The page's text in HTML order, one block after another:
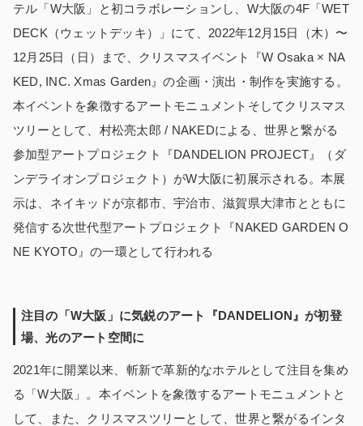
テル「W大阪」と初コラボレーションし、W大阪の4F「WET
DECK（ウェットデッキ）」にて、2022年12月15日（木）〜
12月25日（日）まで、クリスマスイベント『W Osaka × NA
KED, INC. Xmas Garden』の企画・演出・制作を実施する。
本イベントを象徴するアートモニュメントそしてクリスマス
ツリーとして、村松亮太郎 / NAKEDによる、世界と繋がる
参加型アートプロジェクト『DANDELION PROJECT』（ダ
ンデライオンプロジェクト）がW大阪に初展示される。本展
示は、ネイキッドが京都市、宇治市、滋賀県大津市とともに
発信する次世代型アートプロジェクト『NAKED GARDEN O
NE KYOTO』の一環として行われる
注目の「W大阪」に気鋭のアート『DANDELION』が初登
場、光のアート空間に
2021年に開業以来、斬新で革新的なホテルとして注目を集め
る「W大阪」。本イベントを象徴するアートモニュメントと
して、また、クリスマスツリーとして、世界と繋がるインタ